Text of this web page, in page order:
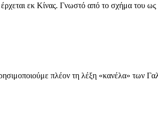
εκ Κίνας. Γνωστό από το σχήμα του
πλέον τη λέξη «κανέλα» των